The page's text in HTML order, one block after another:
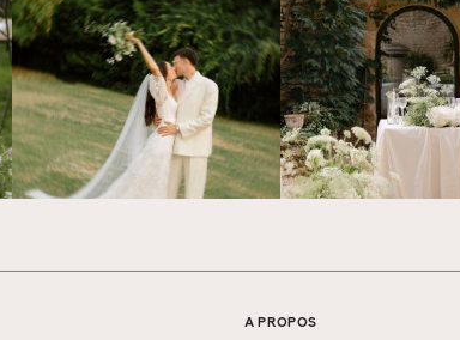
A PROPOS